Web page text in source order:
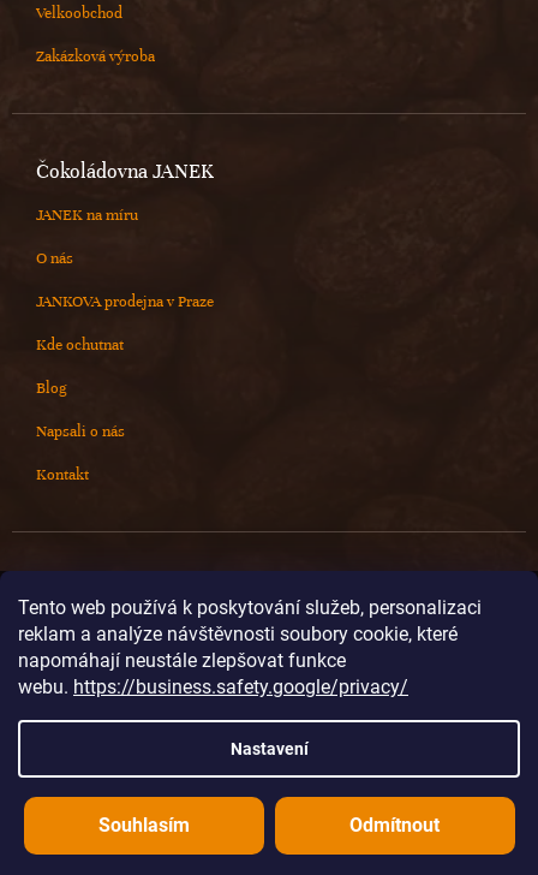
Tento web používá k poskytování služeb, personalizaci
reklam a analýze návštěvnosti soubory cookie, které
napomáhají neustále zlepšovat funkce
webu. https://business.safety.google/privacy/
Nastavení
Odmítnout
Souhlasím
Velkoobchod
Zakázková výroba
Čokoládovna JANEK
JANEK na míru
O nás
JANKOVA prodejna v Praze
Kde ochutnat
Blog
Napsali o nás
Kontakt
info@cokoladovnajanek.cz
+420 778 716 678
@janek_chocolate
Vytvořil Shoptet
Copyright 2026Čokoládovna JANEK. Všechna práva vyhrazena.